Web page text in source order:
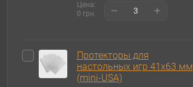
Цена:
0 грн.
Протекторы для
настольных игр 41х63 мм
(mini-USA)